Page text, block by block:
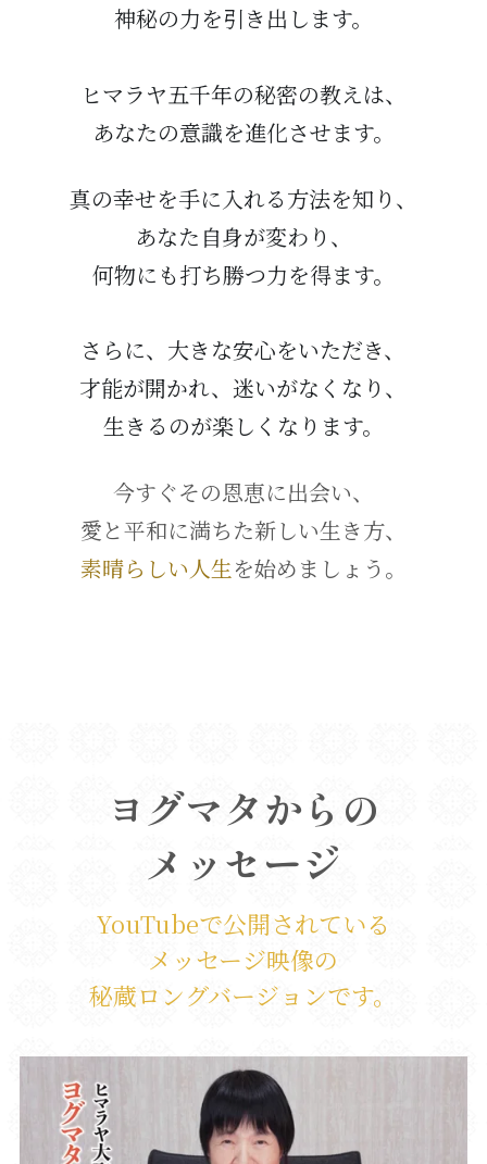
神秘の力を引き出します。
ヒマラヤ五千年の秘密の教えは、
あなたの意識を進化させます。
真の幸せを手に入れる方法を知り、
あなた自身が変わり、
何物にも打ち勝つ力を得ます。
さらに、大きな安心をいただき、
才能が開かれ、迷いがなくなり、
生きるのが楽しくなります。
今すぐその恩恵に出会い、
愛と平和に満ちた新しい生き方、
素晴らしい人生を始めましょう。
ヨグマタからの
メッセージ
YouTubeで公開されている
メッセージ映像の
秘蔵ロングバージョンです。